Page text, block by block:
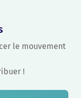
le mouvement
!